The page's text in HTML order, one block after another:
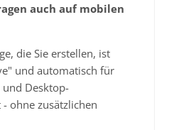
auch auf mobilen
die Sie erstellen, ist
und automatisch für
und Desktop-
ohne zusätzlichen